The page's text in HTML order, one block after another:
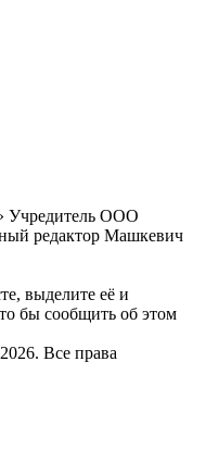
Учредитель ООО
редактор Машкевич
выделите её и
бы сообщить об этом
Все права